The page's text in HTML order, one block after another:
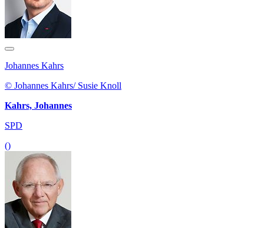
Johannes Kahrs
© Johannes Kahrs/ Susie Knoll
Kahrs, Johannes
SPD
()